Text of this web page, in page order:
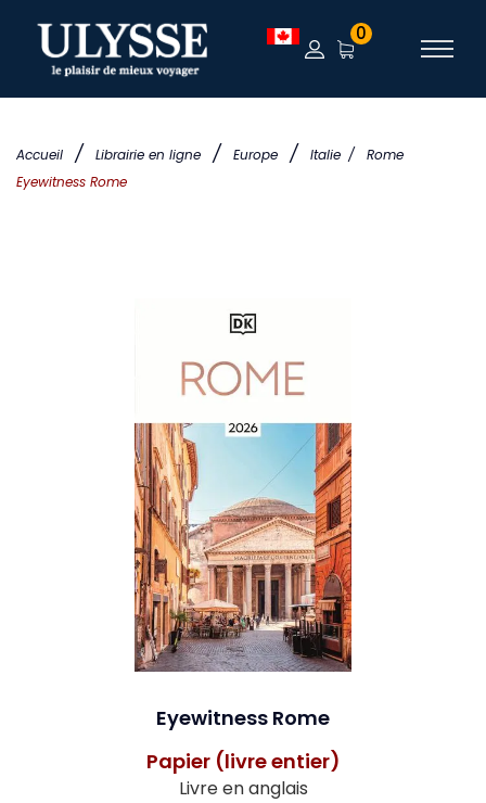
Accueil / Librairie en ligne / Europe / Italie /
Rome
Eyewitness Rome
0
Eyewitness Rome
Papier (livre entier)
Livre en anglais